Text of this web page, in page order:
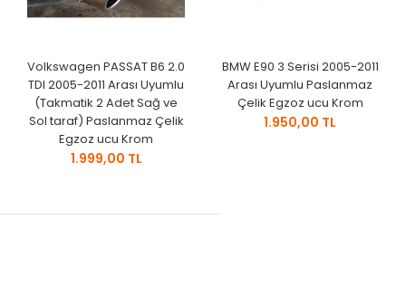
Volkswagen PASSAT B6 2.0
TDI 2005-2011 Arası Uyumlu
(Takmatik 2 Adet Sağ ve
Sol taraf) Paslanmaz Çelik
Egzoz ucu Krom
1.999,00 TL
BMW E90 3 Serisi 2005-2011
Arası Uyumlu Paslanmaz
Çelik Egzoz ucu Krom
1.950,00 TL